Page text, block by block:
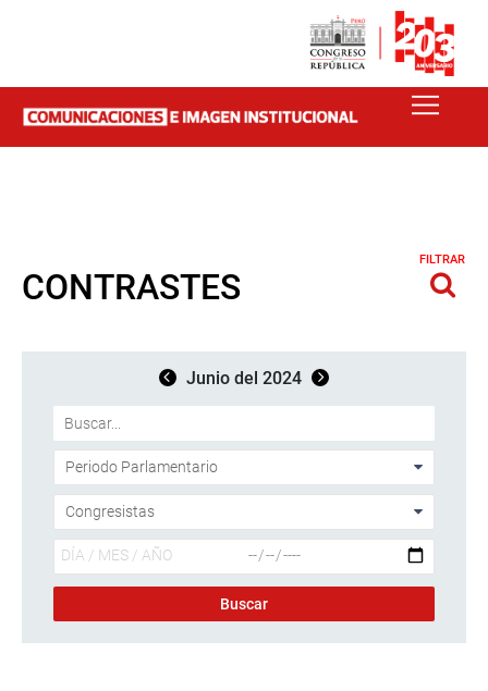
CONTRASTES
FILTRAR
Junio del 2024